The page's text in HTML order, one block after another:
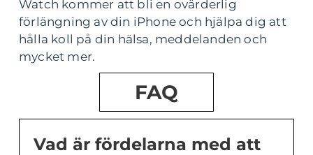
Watch kommer att bli en ovärderlig
förlängning av din iPhone och hjälpa dig att
hålla koll på din hälsa, meddelanden och
mycket mer.
FAQ
Vad är fördelarna med att